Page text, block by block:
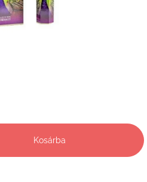
Kosárba